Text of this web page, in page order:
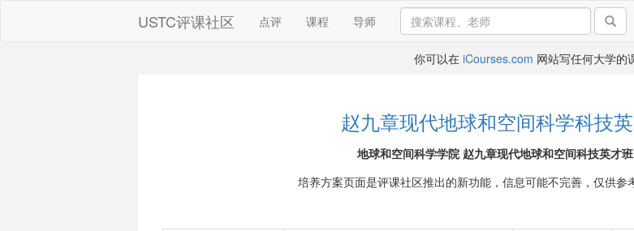
USTC评课社区 点评 课程 导师
你可以在 iCourses.com 网站写任何大学的
赵九章现代地球和空间科学科技
地球和空间科学学院 赵九章现代地球和空间科技英才
培养方案页面是评课社区推出的新功能，信息可能不完善，仅供参